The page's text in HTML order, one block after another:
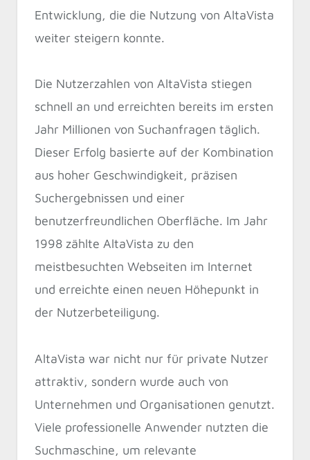
Entwicklung, die die Nutzung von AltaVista
weiter steigern konnte.
Die Nutzerzahlen von AltaVista stiegen
schnell an und erreichten bereits im ersten
Jahr Millionen von Suchanfragen täglich.
Dieser Erfolg basierte auf der Kombination
aus hoher Geschwindigkeit, präzisen
Suchergebnissen und einer
benutzerfreundlichen Oberfläche. Im Jahr
1998 zählte AltaVista zu den
meistbesuchten Webseiten im Internet
und erreichte einen neuen Höhepunkt in
der Nutzerbeteiligung.
AltaVista war nicht nur für private Nutzer
attraktiv, sondern wurde auch von
Unternehmen und Organisationen genutzt.
Viele professionelle Anwender nutzten die
Suchmaschine, um relevante